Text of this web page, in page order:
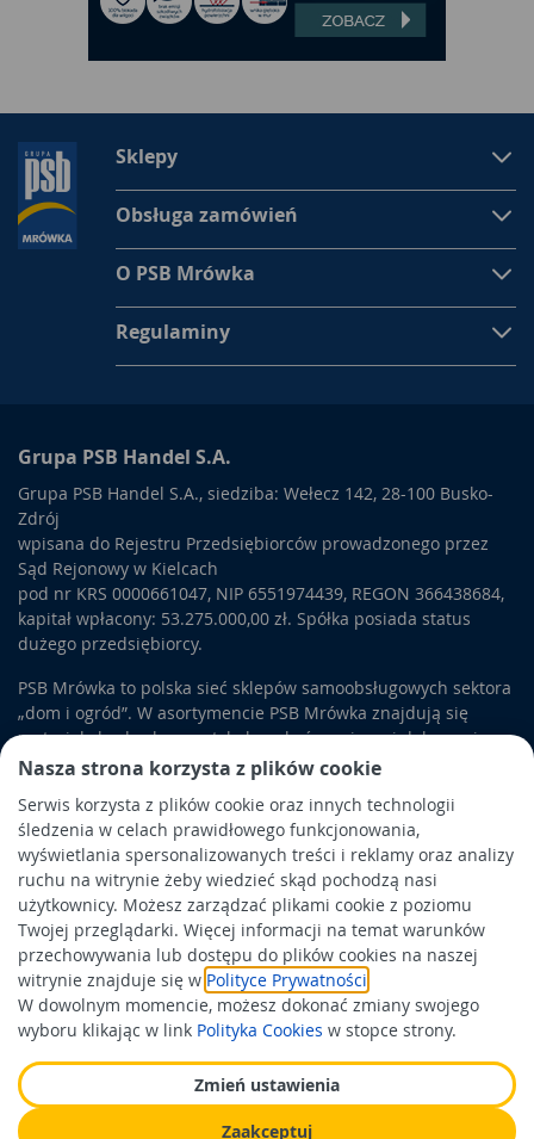
Nasza strona korzysta z plików cookie
Serwis korzysta z plików cookie oraz innych technologii
śledzenia w celach prawidłowego funkcjonowania,
wyświetlania spersonalizowanych treści i reklamy oraz analizy
ruchu na witrynie żeby wiedzieć skąd pochodzą nasi
użytkownicy. Możesz zarządzać plikami cookie z poziomu
Twojej przeglądarki. Więcej informacji na temat warunków
przechowywania lub dostępu do plików cookies na naszej
witrynie znajduje się w Polityce Prywatności
W dowolnym momencie, możesz dokonać zmiany swojego
wyboru klikając w link Polityka Cookies w stopce strony.
Zmień ustawienia
Zaakceptuj
Sklepy
Obsługa zamówień
O PSB Mrówka
Regulaminy
Grupa PSB Handel S.A.
Grupa PSB Handel S.A., siedziba: Wełecz 142, 28-100 Busko-
Zdrój
wpisana do Rejestru Przedsiębiorców prowadzonego przez
Sąd Rejonowy w Kielcach
pod nr KRS 0000661047, NIP 6551974439, REGON 366438684,
kapitał wpłacony: 53.275.000,00 zł. Spółka posiada status
dużego przedsiębiorcy.
PSB Mrówka to polska sieć sklepów samoobsługowych sektora
„dom i ogród”. W asortymencie PSB Mrówka znajdują się
materiały budowlane, artykuły wykończeniowe i dekoracyjne,
wyposażenie łazienek i kuchni, elektronarzędzia, a także
artykuły związane z ogrodem i otoczeniem domu.
Obowiązek informacyjny
Polityka prywatności
Polityka Cookies
Odbiór zużytego sprzętu
Wspierają nas: